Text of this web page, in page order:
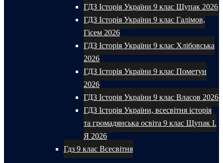
ГДЗ Історія України 9 клас Щупак 2026
ГДЗ Історія України 9 клас Галімов,
Гісем 2026
ГДЗ Історія України 9 клас Хлібовська
2026
ГДЗ Історія України 9 клас Пометун
2026
ГДЗ Історія України 9 клас Власов 2026
ГДЗ Історія України, всесвітня історія
та громадянська освіта 9 клас Щупак І.
Я 2026
Гдз 9 клас Всесвітня